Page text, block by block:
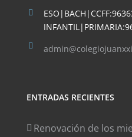
ENTRADAS RECIENTES
Renovación de los